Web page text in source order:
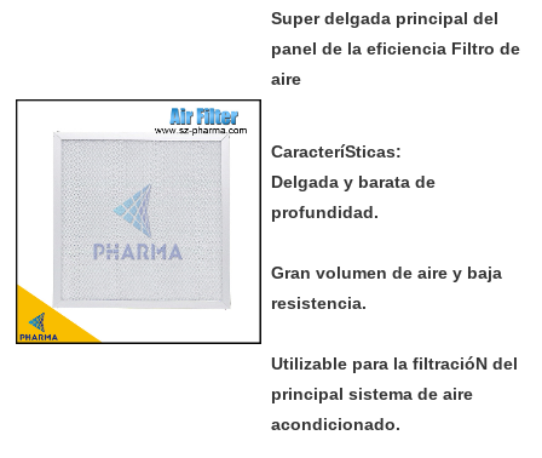
Super delgada principal del
panel de la eficiencia Filtro de
aire
CaracteríSticas:
Delgada y barata de
profundidad.
Gran volumen de aire y baja
resistencia.
Utilizable para la filtracióN del
principal sistema de aire
acondicionado.